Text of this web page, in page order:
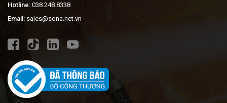
Hotline: 038.248.8338
Email: sales@sona.net.vn